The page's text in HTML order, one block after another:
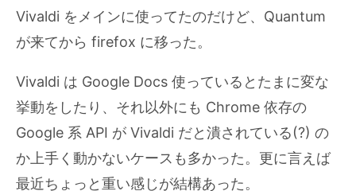
Vivaldi をメインに使ってたのだけど、Quantum
が来てから firefox に移った。
Vivaldi は Google Docs 使っているとたまに変な
挙動をしたり、それ以外にも Chrome 依存の
Google 系 API が Vivaldi だと潰されている(?) の
か上手く動かないケースも多かった。更に言えば
最近ちょっと重い感じが結構あった。